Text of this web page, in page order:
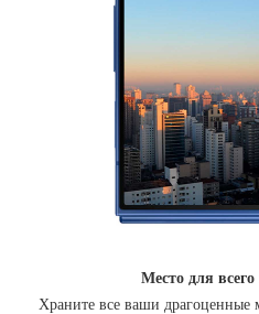
Место для всего
Храните все ваши драгоценные